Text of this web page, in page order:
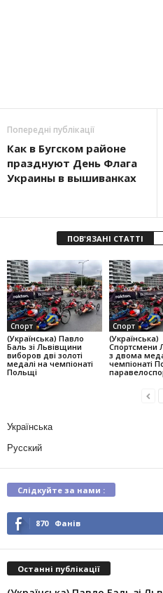
Попередні публікації
Как в Бугском районе
празднуют День Флага
Украины в вышиванках
ПОВ'ЯЗАНІ СТАТТІ
Спорт
(Українська) Павло
Баль зі Львівщини
виборов дві золоті
медалі на чемпіонаті
Польщі
Спорт
(Українська)
Спортсмени
з двома
чемпіонаті
Українська
Русский
Слідкуйте за нами :
870 Фанів
Останні публікації